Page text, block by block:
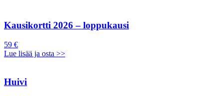
Kausikortti 2026 – loppukausi
59 €
Lue lisää ja osta >>
Huivi